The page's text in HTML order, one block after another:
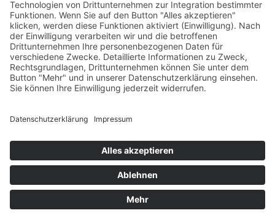
Impressum
Datenschutzerklärung
Cookie-Einstellungen
Programmkino.de richtet sich an Film- und Kinobegeisterte jeden
Geschlechts. Zur besseren Lesbarkeit haben wir uns aber entschlossen,
auf eine Doppelnennung oder Genderzeichen zu verzichten. Wo möglich